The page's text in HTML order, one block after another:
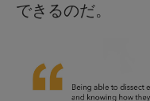
できるのだ。